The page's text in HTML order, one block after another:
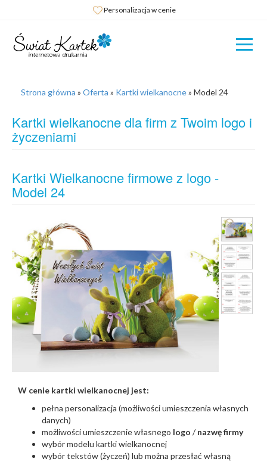
Personalizacja w cenie
Strona główna » Oferta » Kartki wielkanocne» Model 24
Kartki wielkanocne dla firm z Twoim logo i
życzeniami
Kartki Wielkanocne firmowe z logo -
Model 24
W cenie kartki wielkanocnej jest:
pełna personalizacja (możliwości umieszczenia własnych
danych)
możliwości umieszczenie własnego logo /nazwę firmy
wybór modelu kartki wielkanocnej
wybór tekstów (życzeń) lub można przesłać własną